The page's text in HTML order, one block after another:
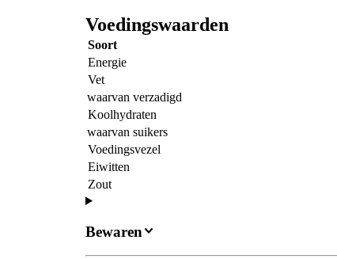
Voedingswaarden
Soort
Energie
Vet
waarvan verzadigd
Koolhydraten
waarvan suikers
Voedingsvezel
Eiwitten
Zout
Bewaren